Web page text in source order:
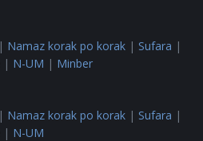
| Namaz korak po korak | Sufara |
| N-UM | Minber
| Namaz korak po korak | Sufara |
| N-UM